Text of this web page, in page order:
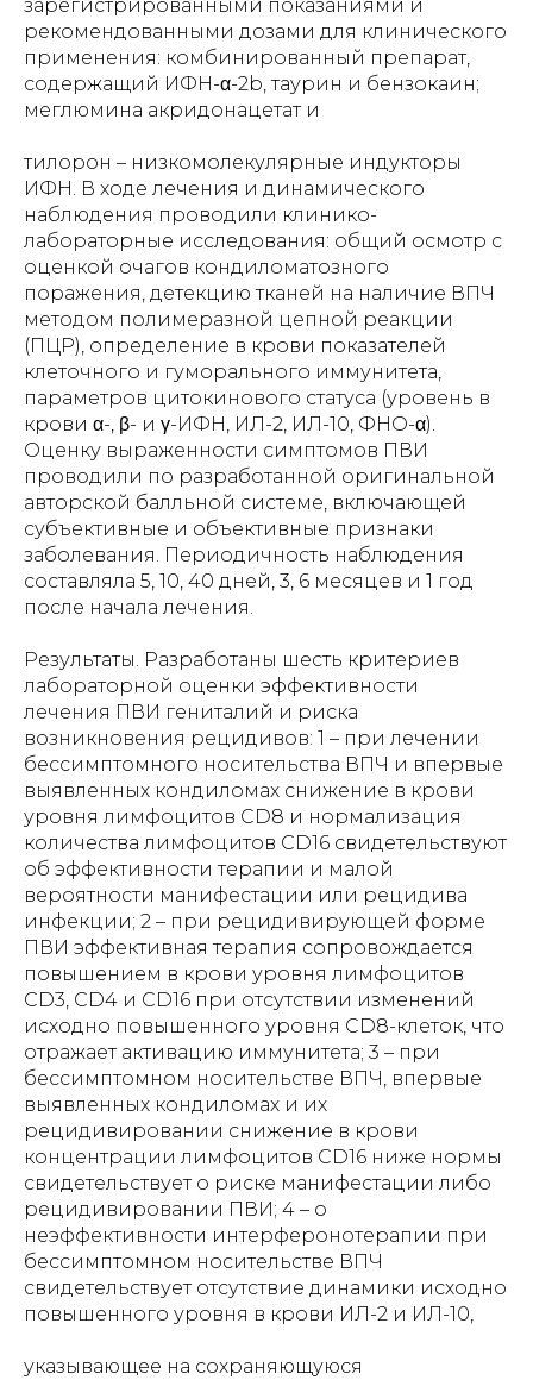
зарегистрированными показаниями и
рекомендованными дозами для клинического
применения: комбинированный препарат,
содержащий ИФН-α-2b, таурин и бензокаин;
меглюмина акридонацетат и
тилорон – низкомолекулярные индукторы
ИФН. В ходе лечения и динамического
наблюдения проводили клинико-
лабораторные исследования: общий осмотр с
оценкой очагов кондиломатозного
поражения, детекцию тканей на наличие ВПЧ
методом полимеразной цепной реакции
(ПЦР), определение в крови показателей
клеточного и гуморального иммунитета,
параметров цитокинового статуса (уровень в
крови α-, β- и γ-ИФН, ИЛ-2, ИЛ-10, ФНО-α).
Оценку выраженности симптомов ПВИ
проводили по разработанной оригинальной
авторской балльной системе, включающей
субъективные и объективные признаки
заболевания. Периодичность наблюдения
составляла 5, 10, 40 дней, 3, 6 месяцев и 1 год
после начала лечения.
Результаты. Разработаны шесть критериев
лабораторной оценки эффективности
лечения ПВИ гениталий и риска
возникновения рецидивов: 1 – при лечении
бессимптомного носительства ВПЧ и впервые
выявленных кондиломах снижение в крови
уровня лимфоцитов CD8 и нормализация
количества лимфоцитов CD16 свидетельствуют
об эффективности терапии и малой
вероятности манифестации или рецидива
инфекции; 2 – при рецидивирующей форме
ПВИ эффективная терапия сопровождается
повышением в крови уровня лимфоцитов
CD3, CD4 и СD16 при отсутствии изменений
исходно повышенного уровня CD8-клеток, что
отражает активацию иммунитета; 3 – при
бессимптомном носительстве ВПЧ, впервые
выявленных кондиломах и их
рецидивировании снижение в крови
концентрации лимфоцитов СD16 ниже нормы
свидетельствует о риске манифестации либо
рецидивировании ПВИ; 4 – о
неэффективности интерферонотерапии при
бессимптомном носительстве ВПЧ
свидетельствует отсутствие динамики исходно
повышенного уровня в крови ИЛ-2 и ИЛ-10,
указывающее на сохраняющуюся